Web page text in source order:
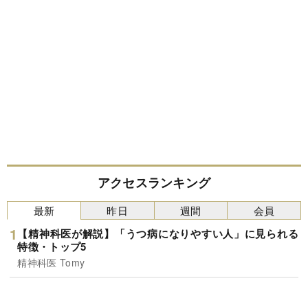
アクセスランキング
最新
【精神科医が解説】「うつ病になりやすい人」に見られる
特徴・トップ5
精神科医 Tomy
昨日 週間 会員